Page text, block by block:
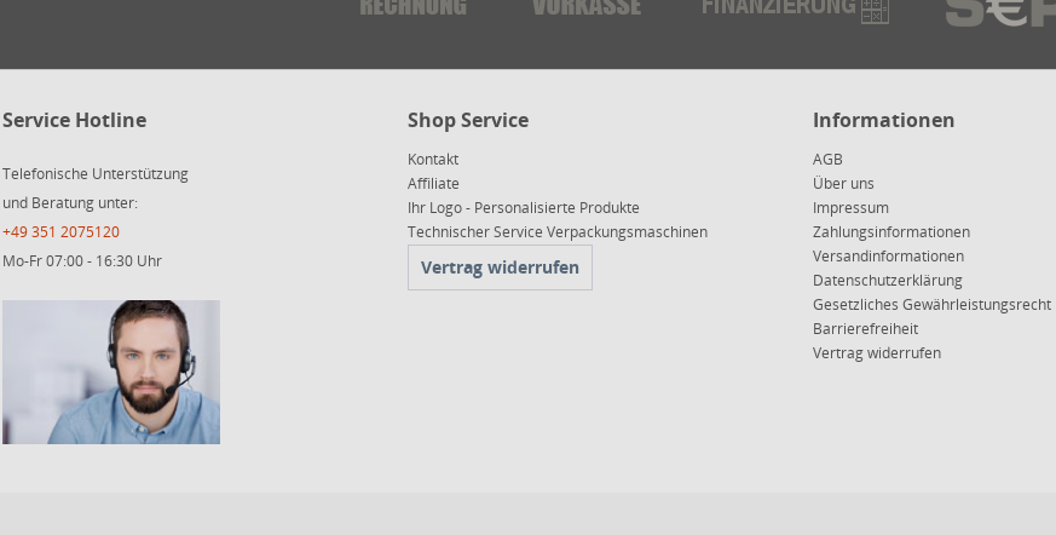
Service Hotline
Telefonische Unterstützung
und Beratung unter:
+49 351 2075120
Mo-Fr 07:00 - 16:30 Uhr
Shop Service
Kontakt
Affiliate
Ihr Logo - Personalisierte Produkte
Technischer Service Verpackungsmaschinen
Vertrag widerrufen
Informationen
AGB
Über uns
Impressum
Zahlungsinformationen
Versandinformationen
Datenschutzerklärung
Gesetzliches Gewährleistungsrecht
Barrierefreiheit
Vertrag widerrufen